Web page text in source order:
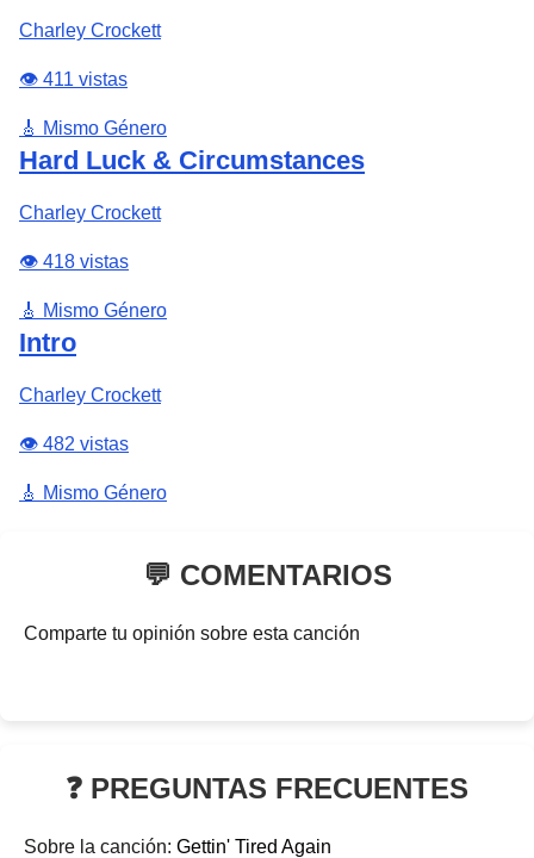
Charley Crockett
👁️ 411 vistas
🎸 Mismo Género
Hard Luck & Circumstances
Charley Crockett
👁️ 418 vistas
🎸 Mismo Género
Intro
Charley Crockett
👁️ 482 vistas
🎸 Mismo Género
💬 COMENTARIOS
Comparte tu opinión sobre esta canción
❓ PREGUNTAS FRECUENTES
Sobre la canción: Gettin' Tired Again